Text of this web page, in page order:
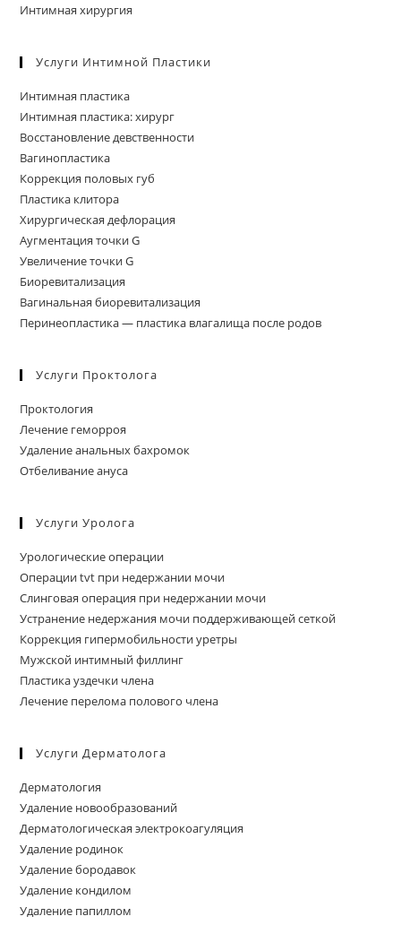
Интимная хирургия
Услуги Интимной Пластики
Интимная пластика
Интимная пластика: хирург
Восстановление девственности
Вагинопластика
Коррекция половых губ
Пластика клитора
Хирургическая дефлорация
Аугментация точки G
Увеличение точки G
Биоревитализация
Вагинальная биоревитализация
Перинеопластика — пластика влагалища после родов
Услуги Проктолога
Проктология
Лечение геморроя
Удаление анальных бахромок
Отбеливание ануса
Услуги Уролога
Урологические операции
Операции tvt при недержании мочи
Слинговая операция при недержании мочи
Устранение недержания мочи поддерживающей сеткой
Коррекция гипермобильности уретры
Мужской интимный филлинг
Пластика уздечки члена
Лечение перелома полового члена
Услуги Дерматолога
Дерматология
Удаление новообразований
Дерматологическая электрокоагуляция
Удаление родинок
Удаление бородавок
Удаление кондилом
Удаление папиллом